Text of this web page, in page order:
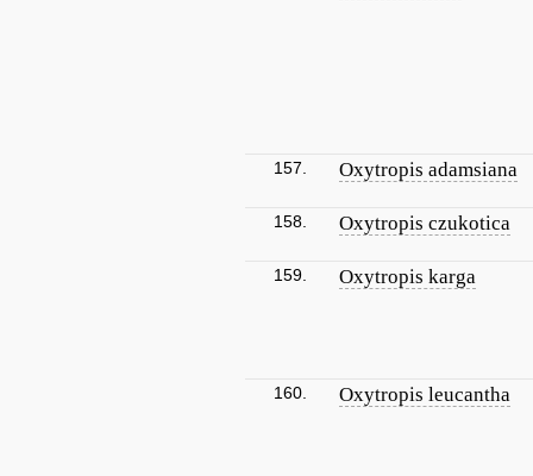
157. Oxytropis adamsiana
158. Oxytropis czukotica
159. Oxytropis karga
160. Oxytropis leucantha